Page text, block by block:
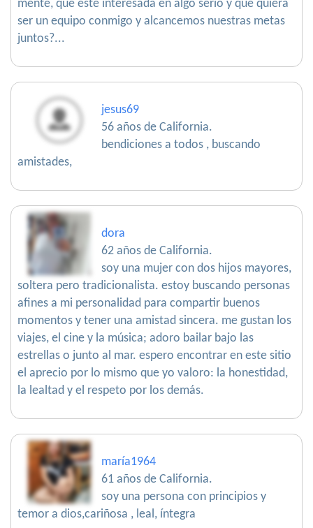
mente, que este interesada en algo serio y que quiera
ser un equipo conmigo y alcancemos nuestras metas
juntos?...
jesus69
56 años de California.
bendiciones a todos , buscando
amistades,
dora
62 años de California.
soy una mujer con dos hijos mayores,
soltera pero tradicionalista. estoy buscando personas
afines a mi personalidad para compartir buenos
momentos y tener una amistad sincera. me gustan los
viajes, el cine y la música; adoro bailar bajo las
estrellas o junto al mar. espero encontrar en este sitio
el aprecio por lo mismo que yo valoro: la honestidad,
la lealtad y el respeto por los demás.
maría1964
61 años de California.
soy una persona con principios y
temor a dios,cariñosa , leal, íntegra